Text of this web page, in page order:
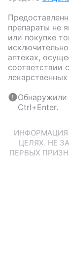
препараты не
или покупке
аптеках,
соответствии
Ctrl+Enter.
ИНФОРМАЦИЯ
ЦЕЛЯХ. НЕ
ПЕРВЫХ